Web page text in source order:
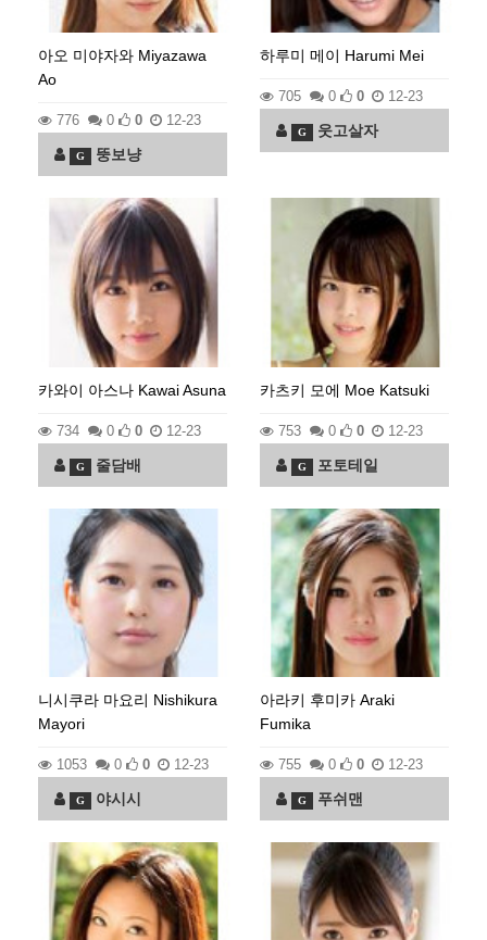
아오 미야자와 Miyazawa
Ao
776 0 0 12-23
G 뚱보냥
하루미 메이 Harumi Mei
705 0 0 12-23
G 웃고살자
카와이 아스나 Kawai Asuna
734 0 0 12-23
G 줄담배
카츠키 모에 Moe Katsuki
753 0 0 12-23
G 포토테일
니시쿠라 마요리 Nishikura
Mayori
1053 0 0 12-23
G 야시시
아라키 후미카 Araki
Fumika
755 0 0 12-23
G 푸쉬맨